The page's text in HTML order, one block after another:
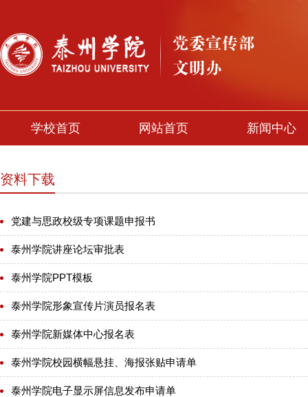
学校首页 网站首页 新闻中心
资料下载
党建与思政校级专项课题申报书
泰州学院讲座论坛审批表
泰州学院PPT模板
泰州学院形象宣传片演员报名表
泰州学院新媒体中心报名表
泰州学院校园横幅悬挂、海报张贴申请单
泰州学院电子显示屏信息发布申请单